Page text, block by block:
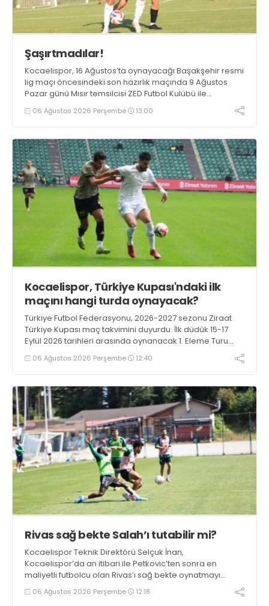
Şaşırtmadılar!
Kocaelispor, 16 Ağustos’ta oynayacağı Başakşehir resmi
lig maçı öncesindeki son hazırlık maçında 9 Ağustos
Pazar günü Mısır temsilcisi ZED Futbol Kulübü ile
karşılaşacak.
06 Ağustos 2026 Perşembe 13:00
Kocaelispor, Türkiye Kupası'ndaki ilk
maçını hangi turda oynayacak?
Türkiye Futbol Federasyonu, 2026-2027 sezonu Ziraat
Türkiye Kupası maç takvimini duyurdu. İlk düdük 15-17
Eylül 2026 tarihleri arasında oynanacak 1. Eleme Turu
karşılaşmalarıyla çalacak.
06 Ağustos 2026 Perşembe 12:40
Rivas sağ bekte Salah’ı tutabilir mi?
Kocaelispor Teknik Direktörü Selçuk İnan,
Kocaelispor’da an itibari ile Petkovic’ten sonra en
maliyetli futbolcu olan Rivas’ı sağ bekte oynatmayı
düşünüyor.
06 Ağustos 2026 Perşembe 12:18